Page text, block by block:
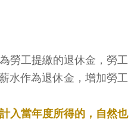
勞工提繳的退休金，勞工
水作為退休金，增加勞工
入當年度所得的，自然也